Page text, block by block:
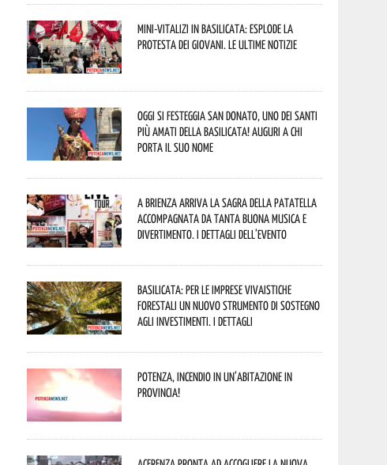
Mini-vitalizi in Basilicata: esplode la
protesta dei giovani. Le ultime notizie
Oggi si festeggia San Donato, uno dei Santi
più amati della Basilicata! Auguri a chi
porta il suo nome
A Brienza arriva la Sagra della Patatella
accompagnata da tanta buona musica e
divertimento. I dettagli dell’evento
Basilicata: per le imprese vivaistiche
forestali un nuovo strumento di sostegno
agli investimenti. I dettagli
Potenza, incendio in un’abitazione in
provincia!